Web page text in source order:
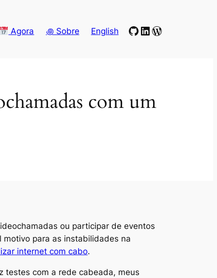
Agora ꩜ Sobre English GitHub
LinkedIn
WordPress
com um
ou participar de eventos
para as instabilidades na
internet com cabo.
testes com a rede cabeada, meus